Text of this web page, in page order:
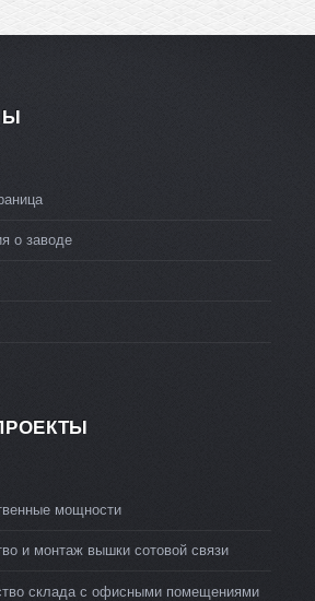
о заводе
мощности
и монтаж вышки сотовой связи
склада с офисными помещениями